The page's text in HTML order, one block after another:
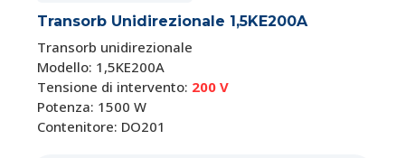
Transorb Unidirezionale 1,5KE200A
Transorb unidirezionale
Modello: 1,5KE200A
Tensione di intervento: 200 V
Potenza: 1500 W
Contenitore: DO201